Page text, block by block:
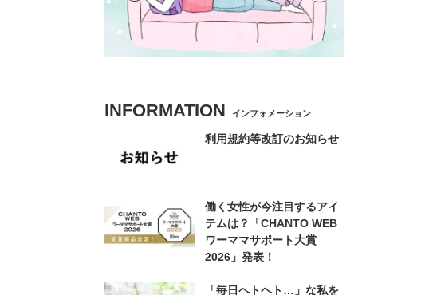
INFORMATION インフォメーション
利用規約等改訂のお知らせ
働く女性が今注目するアイ
テムは？「CHANTO WEB
ワーママサポート大賞
2026」発表！
「毎日ヘトヘト…」な私を